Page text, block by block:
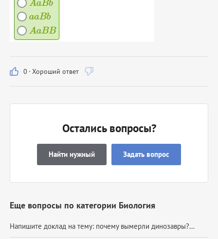
0 · Хороший ответ
Остались вопросы?
Найти нужный Задать вопрос
Еще вопросы по категории Биология
Напишите доклад на тему: почему вымерли динозавры?...